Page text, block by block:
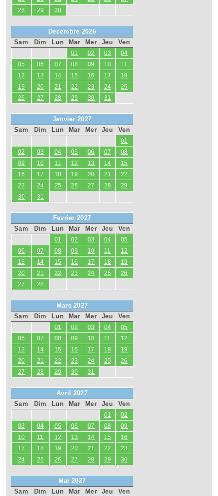
28
29 30
Decembre 2026
Sam
Dim Lun Mar Mer Jeu Ven
01 02 03
04
05
06 07 08 09 10
11
12
13 14 15 16 17
18
19
20 21 22 23 24
25
26
27 28 29 30 31
Janvier 2027
Sam
Dim Lun Mar Mer Jeu Ven
01
02
03 04 05 06 07
08
09
10 11 12 13 14
15
16
17 18 19 20 21
22
23
24 25 26 27 28
29
30
31
Fevrier 2027
Sam
Dim Lun Mar Mer Jeu Ven
01 02 03 04
05
06
07 08 09 10 11
12
13
14 15 16 17 18
19
20
21 22 23 24 25
26
27
28
Mars 2027
Sam
Dim Lun Mar Mer Jeu Ven
01 02 03 04
05
06
07 08 09 10 11
12
13
14 15 16 17 18
19
20
21 22 23 24 25
26
27
28 29 30 31
Avril 2027
Sam
Dim Lun Mar Mer Jeu Ven
01
02
03
04 05 06 07 08
09
10
11 12 13 14 15
16
17
18 19 20 21 22
23
24
25 26 27 28 29 30
Mai 2027
Sam
Dim Lun Mar Mer Jeu Ven